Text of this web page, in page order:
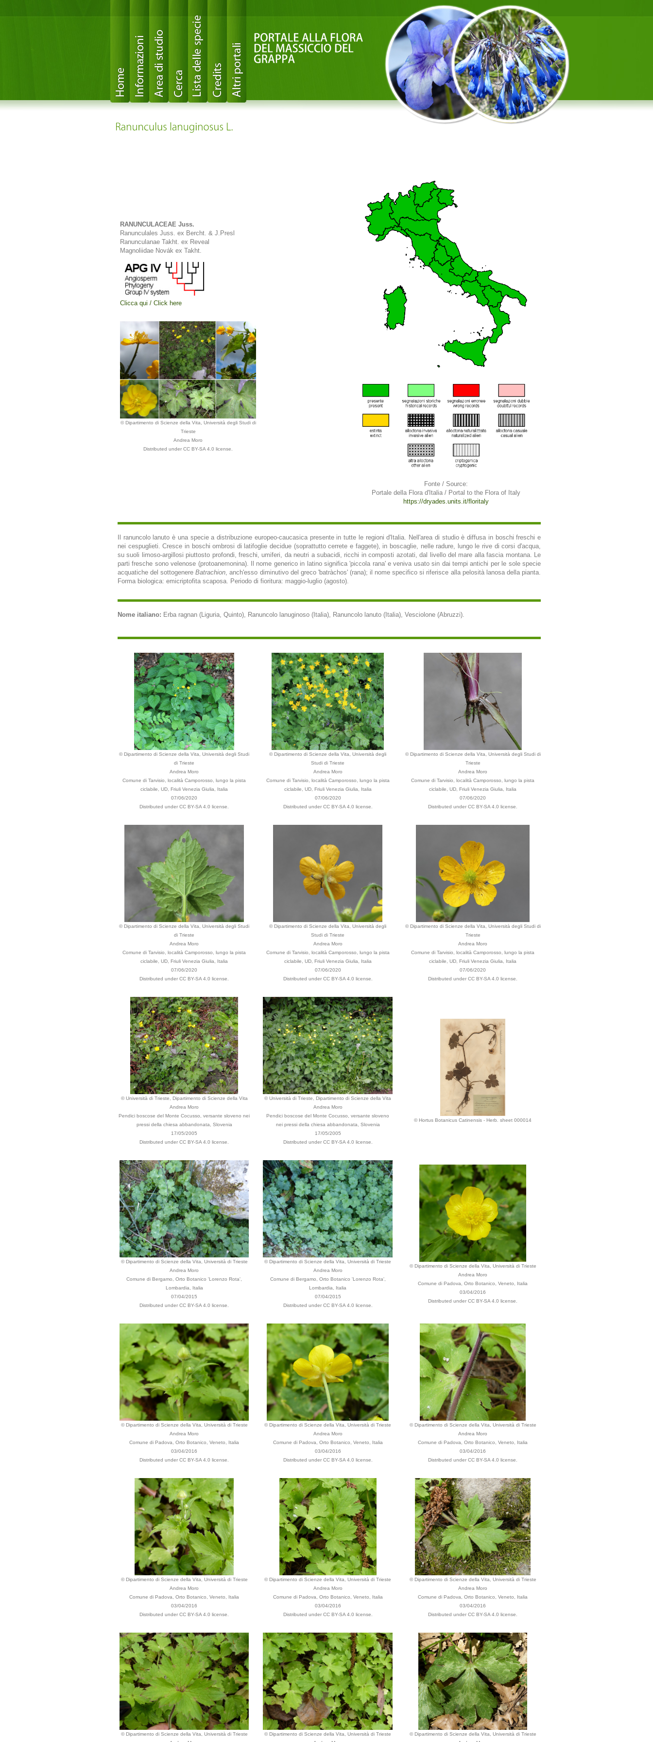
RANUNCULACEAE Juss.
Ranunculales Juss. ex Bercht. & J.Presl
Ranunculanae Takht. ex Reveal
Magnoliidae Novák ex Takht.
Clicca qui / Click here
© Dipartimento di Scienze della Vita, Università degli Studi di
Trieste
Andrea Moro
Distributed under CC BY-SA 4.0 license.
Fonte / Source:
Portale della Flora d'Italia / Portal to the Flora of Italy
https://dryades.units.it/floritaly
Il ranuncolo lanuto è una specie a distribuzione europeo-caucasica presente in tutte le regioni d'Italia. Nell'area di studio è diffusa in boschi freschi e
nei cespuglieti. Cresce in boschi ombrosi di latifoglie decidue (soprattutto cerrete e faggete), in boscaglie, nelle radure, lungo le rive di corsi d'acqua,
su suoli limoso-argillosi piuttosto profondi, freschi, umiferi, da neutri a subacidi, ricchi in composti azotati, dal livello del mare alla fascia montana. Le
parti fresche sono velenose (protoanemonina). Il nome generico in latino significa 'piccola rana' e veniva usato sin dai tempi antichi per le sole specie
acquatiche del sottogenereBatrachion, anch'esso diminutivo del greco 'batràchos' (rana); il nome specifico si riferisce alla pelosità lanosa della pianta.
Forma biologica: emicriptofita scaposa. Periodo di fioritura: maggio-luglio (agosto).
Nome italiano: Erba ragnan (Liguria, Quinto), Ranuncolo lanuginoso (Italia), Ranuncolo lanuto (Italia), Vesciolone (Abruzzi).
© Dipartimento di Scienze della Vita, Università degli Studi
di Trieste
Andrea Moro
Comune di Tarvisio, località Camporosso, lungo la pista
ciclabile, UD, Friuli Venezia Giulia, Italia
07/06/2020
Distributed under CC BY-SA 4.0 license.
© Dipartimento di Scienze della Vita, Università degli
Studi di Trieste
Andrea Moro
Comune di Tarvisio, località Camporosso, lungo la pista
ciclabile, UD, Friuli Venezia Giulia, Italia
07/06/2020
Distributed under CC BY-SA 4.0 license.
© Dipartimento di Scienze della Vita, Università degli Studi di
Trieste
Andrea Moro
Comune di Tarvisio, località Camporosso, lungo la pista
ciclabile, UD, Friuli Venezia Giulia, Italia
07/06/2020
Distributed under CC BY-SA 4.0 license.
© Dipartimento di Scienze della Vita, Università degli Studi
di Trieste
Andrea Moro
Comune di Tarvisio, località Camporosso, lungo la pista
ciclabile, UD, Friuli Venezia Giulia, Italia
07/06/2020
Distributed under CC BY-SA 4.0 license.
© Dipartimento di Scienze della Vita, Università degli
Studi di Trieste
Andrea Moro
Comune di Tarvisio, località Camporosso, lungo la pista
ciclabile, UD, Friuli Venezia Giulia, Italia
07/06/2020
Distributed under CC BY-SA 4.0 license.
© Dipartimento di Scienze della Vita, Università degli Studi di
Trieste
Andrea Moro
Comune di Tarvisio, località Camporosso, lungo la pista
ciclabile, UD, Friuli Venezia Giulia, Italia
07/06/2020
Distributed under CC BY-SA 4.0 license.
© Università di Trieste, Dipartimento di Scienze della Vita
Andrea Moro
Pendici boscose del Monte Cocusso, versante sloveno nei
pressi della chiesa abbandonata, Slovenia
17/05/2005
Distributed under CC BY-SA 4.0 license.
© Università di Trieste, Dipartimento di Scienze della Vita
Andrea Moro
Pendici boscose del Monte Cocusso, versante sloveno
nei pressi della chiesa abbandonata, Slovenia
17/05/2005
Distributed under CC BY-SA 4.0 license.
© Hortus Botanicus Catinensis - Herb. sheet 000014
© Dipartimento di Scienze della Vita, Università di Trieste
Andrea Moro
Comune di Bergamo, Orto Botanico 'Lorenzo Rota',
Lombardia, Italia
07/04/2015
Distributed under CC BY-SA 4.0 license.
© Dipartimento di Scienze della Vita, Università di Trieste
Andrea Moro
Comune di Bergamo, Orto Botanico 'Lorenzo Rota',
Lombardia, Italia
07/04/2015
Distributed under CC BY-SA 4.0 license.
© Dipartimento di Scienze della Vita, Università di Trieste
Andrea Moro
Comune di Padova, Orto Botanico, Veneto, Italia
03/04/2016
Distributed under CC BY-SA 4.0 license.
© Dipartimento di Scienze della Vita, Università di Trieste
Andrea Moro
Comune di Padova, Orto Botanico, Veneto, Italia
03/04/2016
Distributed under CC BY-SA 4.0 license.
© Dipartimento di Scienze della Vita, Università di Trieste
Andrea Moro
Comune di Padova, Orto Botanico, Veneto, Italia
03/04/2016
Distributed under CC BY-SA 4.0 license.
© Dipartimento di Scienze della Vita, Università di Trieste
Andrea Moro
Comune di Padova, Orto Botanico, Veneto, Italia
03/04/2016
Distributed under CC BY-SA 4.0 license.
© Dipartimento di Scienze della Vita, Università di Trieste
Andrea Moro
Comune di Padova, Orto Botanico, Veneto, Italia
03/04/2016
Distributed under CC BY-SA 4.0 license.
© Dipartimento di Scienze della Vita, Università di Trieste
Andrea Moro
Comune di Padova, Orto Botanico, Veneto, Italia
03/04/2016
Distributed under CC BY-SA 4.0 license.
© Dipartimento di Scienze della Vita, Università di Trieste
Andrea Moro
Comune di Padova, Orto Botanico, Veneto, Italia
03/04/2016
Distributed under CC BY-SA 4.0 license.
© Dipartimento di Scienze della Vita, Università di Trieste
© Dipartimento di Scienze della Vita, Università di Trieste
© Dipartimento di Scienze della Vita, Università di Trieste